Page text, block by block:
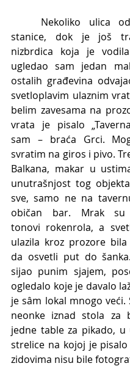
stanice, dok je još
nizbrdica koja je
ugledao sam jedan
ostalih građevina
svetloplavim ulaznim
belim zavesama na
vrata je pisalo
sam – braća Grci.
svratim na giros i pivo.
Balkana, makar u
unutrašnjost tog
sve, samo ne na
običan bar. Mrak su
tonovi rokenrola, a
ulazila kroz prozore
da osvetli put do
sijao punim sjajem,
ogledalo koje je davalo
je sâm lokal mnogo veći.
neonke iznad stola za
jedne table za pikado, u
strelice na kojoj je pisalo
zidovima nisu bile